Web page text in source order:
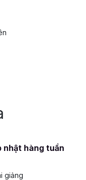
nhật hàng tuần
giảng